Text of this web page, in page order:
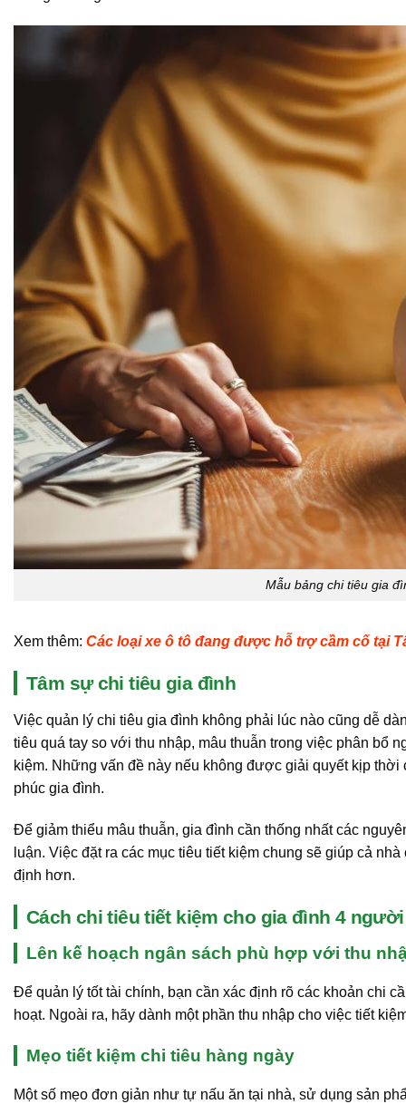
Mẫu bảng chi tiêu gia
Xem thêm: Các loại xe ô tô đang được hỗ trợ cầm cố tại
Tâm sự chi tiêu gia đình
Việc quản lý chi tiêu gia đình không phải lúc nào cũng dễ
tiêu quá tay so với thu nhập, mâu thuẫn trong việc phân bổ
kiệm. Những vấn đề này nếu không được giải quyết kịp
phúc gia đình.
Để giảm thiểu mâu thuẫn, gia đình cần thống nhất các
luận. Việc đặt ra các mục tiêu tiết kiệm chung sẽ giúp cả
định hơn.
Cách chi tiêu tiết kiệm cho gia đình 4 người
Lên kế hoạch ngân sách phù hợp với thu
Để quản lý tốt tài chính, bạn cần xác định rõ các khoản chi
hoạt. Ngoài ra, hãy dành một phần thu nhập cho việc tiết
Mẹo tiết kiệm chi tiêu hàng ngày
Một số mẹo đơn giản như tự nấu ăn tại nhà, sử dụng sản